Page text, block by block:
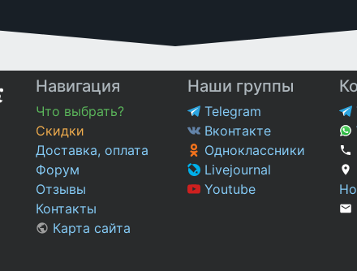
Навигация
Что выбрать?
Скидки
Доставка, оплата
Форум
Отзывы
Контакты
Карта сайта
Наши группы
Telegram
Вконтакте
Одноклассники
Livejournal
Youtube